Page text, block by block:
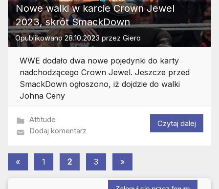
Nowe walki w karcie Crown Jewel
2023, skrót SmackDown
Opublikowano28.10.2023 przez Giero
WWE dodało dwa nowe pojedynki do karty
nadchodzącego Crown Jewel. Jeszcze przed
SmackDown ogłoszono, iż dojdzie do walki
Johna Ceny
Attitude
Dodaj komentarz
Czytaj dalej
Stronicowanie
wpisów
«Poprzednie
wpisy
1 2 3
Następne
wpisy
»